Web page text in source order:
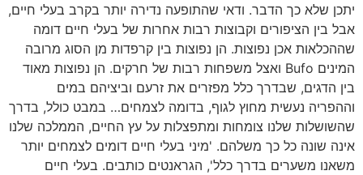
יתכן שלא כך הדבר. ודאי שהתופעה נדירה יותר בקרב בעלי חיים,
אבל בין הציפורים וקבוצות רבות אחרות של בעלי חיים דומה
שההכלאות אכן נפוצות. הן נפוצות בין קרפדות מן הסוג מרובה
המינים Bufo ואצל משפחות רבות של חרקים. הן נפוצות מאוד
בין הדגים, שבדרך כלל מפזרים את זרעם וביציהם במים
וההפריה נעשית מחוץ לגוף, בדומה לצמחים… במבט כולל, בדרך
שהשושלות שלנו צומחות ומתפצלות על עץ החיים, הממלכה שלנו
אינה שונה כל כך משלהם. 'מיני בעלי חיים דומים לצמחים יותר
משאנו משערים בדרך כלל', הגראנטים כותבים. בעלי חיים